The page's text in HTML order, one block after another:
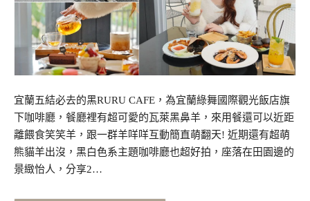
宜蘭五結必去的黑RURU CAFE，為宜蘭綠舞國際觀光飯店旗
下咖啡廳，餐廳裡有超可愛的瓦萊黑鼻羊，來用餐還可以近距
離餵食笑笑羊，跟一群羊咩咩互動簡直萌翻天! 近期還有超萌
熊貓羊出沒，黑白色系主題咖啡廳也超好拍，座落在田園邊的
景緻怡人，分享2…